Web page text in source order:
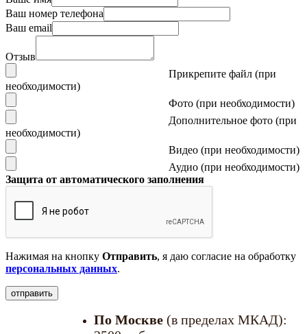
Ваш номер телефона
Ваш email
Отзыв
Прикрепите файл (при
необходимости)
Фото (при необходимости)
Дополнительное фото (при
необходимости)
Видео (при необходимости)
Аудио (при необходимости)
Защита от автоматического заполнения
Нажимая на кнопку Отправить, я даю согласие на обработку
персональных данных.
По Москве (в пределах МКАД):